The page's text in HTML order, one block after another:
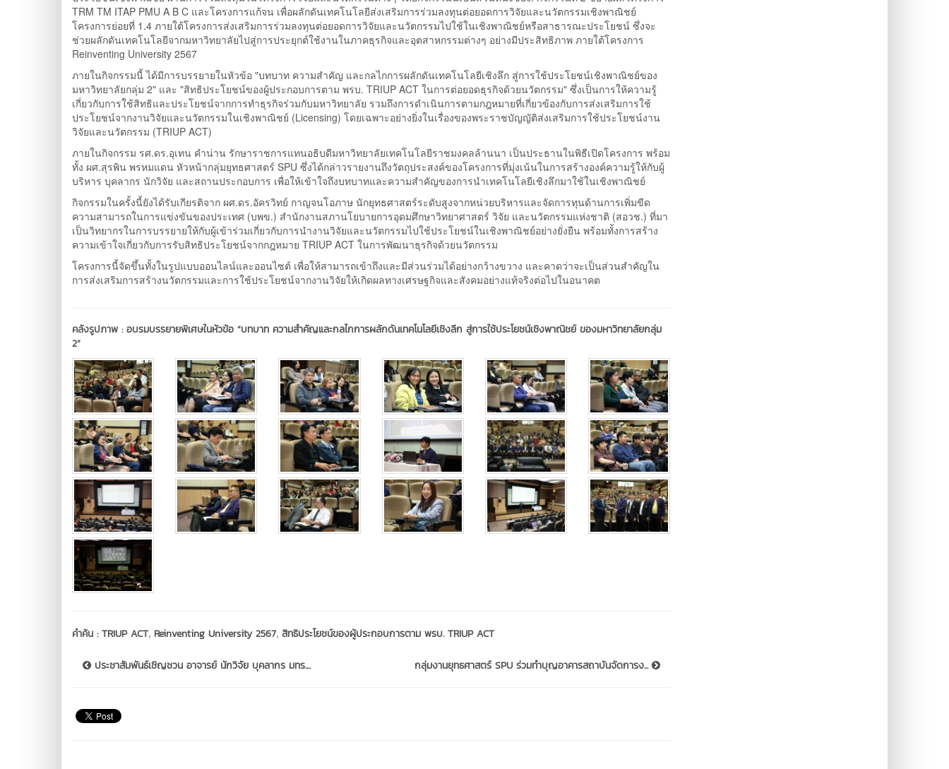
TRM TM ITAP PMU A B C และโครงการแก้จน เพื่อผลักดันเทคโนโลยีส่งเสริมการร่วมลงทุนต่อยอดการวิจัยและนวัตกรรมเชิงพาณิชย์
โครงการย่อยที่ 1.4 ภายใต้โครงการส่งเสริมการร่วมลงทุนต่อยอดการวิจัยและนวัตกรรมไปใช้ในเชิงพาณิชย์หรือสาธารณะประโยชน์ ซึ่งจะ
ช่วยผลักดันเทคโนโลยีจากมหาวิทยาลัยไปสู่การประยุกต์ใช้งานในภาคธุรกิจและอุตสาหกรรมต่างๆ อย่างมีประสิทธิภาพ ภายใต้โครงการ
Reinventing University 2567
ภายในกิจกรรมนี้ ได้มีการบรรยายในหัวข้อ "บทบาท ความสำคัญ และกลไกการผลักดันเทคโนโลยีเชิงลึก สู่การใช้ประโยชน์เชิงพาณิชย์ของ
มหาวิทยาลัยกลุ่ม 2" และ "สิทธิประโยชน์ของผู้ประกอบการตาม พรบ. TRIUP ACT ในการต่อยอดธุรกิจด้วยนวัตกรรม" ซึ่งเป็นการให้ความรู้
เกี่ยวกับการใช้สิทธิและประโยชน์จากการทำธุรกิจร่วมกับมหาวิทยาลัย รวมถึงการดำเนินการตามกฎหมายที่เกี่ยวข้องกับการส่งเสริมการใช้
ประโยชน์จากงานวิจัยและนวัตกรรมในเชิงพาณิชย์ (Licensing) โดยเฉพาะอย่างยิ่งในเรื่องของพระราชบัญญัติส่งเสริมการใช้ประโยชน์งาน
วิจัยและนวัตกรรม (TRIUP ACT)
ภายในกิจกรรม รศ.ดร.อุเทน คำน่าน รักษาราชการแทนอธิบดีมหาวิทยาลัยเทคโนโลยีราชมงคลล้านนา เป็นประธานในพิธีเปิดโครงการ พร้อม
ทั้ง ผศ.สุรพิน พรหมแดน หัวหน้ากลุ่มยุทธศาสตร์ SPU ซึ่งได้กล่าวรายงานถึงวัตถุประสงค์ของโครงการที่มุ่งเน้นในการสร้างองค์ความรู้ให้กับผู้
บริหาร บุคลากร นักวิจัย และสถานประกอบการ เพื่อให้เข้าใจถึงบทบาทและความสำคัญของการนำเทคโนโลยีเชิงลึกมาใช้ในเชิงพาณิชย์
กิจกรรมในครั้งนี้ยังได้รับเกียรติจาก ผศ.ดร.อัครวิทย์ กาญจนโอภาษ นักยุทธศาสตร์ระดับสูงจากหน่วยบริหารและจัดการทุนด้านการเพิ่มขีด
ความสามารถในการแข่งขันของประเทศ (บพข.) สำนักงานสภานโยบายการอุดมศึกษาวิทยาศาสตร์ วิจัย และนวัตกรรมแห่งชาติ (สอวช.) ที่มา
เป็นวิทยากรในการบรรยายให้กับผู้เข้าร่วมเกี่ยวกับการนำงานวิจัยและนวัตกรรมไปใช้ประโยชน์ในเชิงพาณิชย์อย่างยั่งยืน พร้อมทั้งการสร้าง
ความเข้าใจเกี่ยวกับการรับสิทธิประโยชน์จากกฎหมาย TRIUP ACT ในการพัฒนาธุรกิจด้วยนวัตกรรม
โครงการนี้จัดขึ้นทั้งในรูปแบบออนไลน์และออนไซต์ เพื่อให้สามารถเข้าถึงและมีส่วนร่วมได้อย่างกว้างขวาง และคาดว่าจะเป็นส่วนสำคัญใน
การส่งเสริมการสร้างนวัตกรรมและการใช้ประโยชน์จากงานวิจัยให้เกิดผลทางเศรษฐกิจและสังคมอย่างแท้จริงต่อไปในอนาคต
คลังรูปภาพ :อบรมบรรยายพิเศษในหัวข้อ “บทบาท ความสำคัญและกลไกการผลักดันเทคโนโลยีเชิงลึก สู่การใช้ประโยชน์เชิงพาณิชย์ ของมหาวิทยาลัยกลุ่ม
2”
คำค้น :TRIUP ACT, Reinventing University 2567, สิทธิประโยชน์ของผู้ประกอบการตาม พรบ. TRIUP ACT
ประชาสัมพันธ์เชิญชวน อาจารย์ นักวิจัย บุคลากร มทร.... กลุ่มงานยุทธศาสตร์ SPU ร่วมทำบุญอาคารสถาบันจัดการง...